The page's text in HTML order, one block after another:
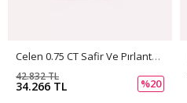
Celen 0.75 CT Safir Ve Pırlanta Taşlı Beyaz Altın Yüzük
34.266 TL
42.832 TL
%20